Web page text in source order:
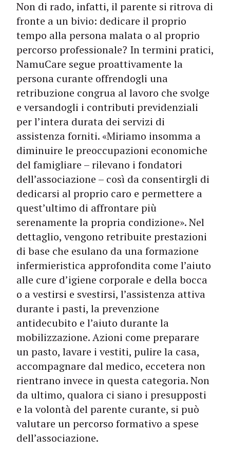
Non di rado, infatti, il parente si ritrova di
fronte a un bivio: dedicare il proprio
tempo alla persona malata o al proprio
percorso professionale? In termini pratici,
NamuCare segue proattivamente la
persona curante offrendogli una
retribuzione congrua al lavoro che svolge
e versandogli i contributi previdenziali
per l’intera durata dei servizi di
assistenza forniti. «Miriamo insomma a
diminuire le preoccupazioni economiche
del famigliare – rilevano i fondatori
dell’associazione – così da consentirgli di
dedicarsi al proprio caro e permettere a
quest’ultimo di affrontare più
serenamente la propria condizione». Nel
dettaglio, vengono retribuite prestazioni
di base che esulano da una formazione
infermieristica approfondita come l’aiuto
alle cure d’igiene corporale e della bocca
o a vestirsi e svestirsi, l’assistenza attiva
durante i pasti, la prevenzione
antidecubito e l’aiuto durante la
mobilizzazione. Azioni come preparare
un pasto, lavare i vestiti, pulire la casa,
accompagnare dal medico, eccetera non
rientrano invece in questa categoria. Non
da ultimo, qualora ci siano i presupposti
e la volontà del parente curante, si può
valutare un percorso formativo a spese
dell’associazione.